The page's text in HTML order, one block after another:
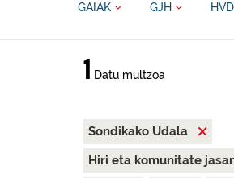
GAIAK GJH HVD
1 Datu multzoa
Sondikako Udala
Hiri eta komunitate